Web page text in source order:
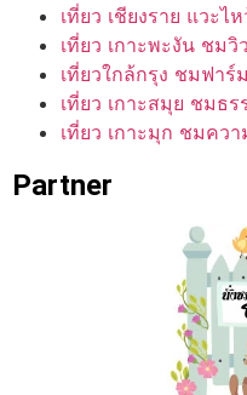
เที่ยว เชียงราย แวะ
เที่ยว เกาะพะงัน ชมวิ
เที่ยวใกล้กรุง ชมฟา
เที่ยว เกาะสมุย ชมธ
เที่ยว เกาะมุก ชมคว
Partner